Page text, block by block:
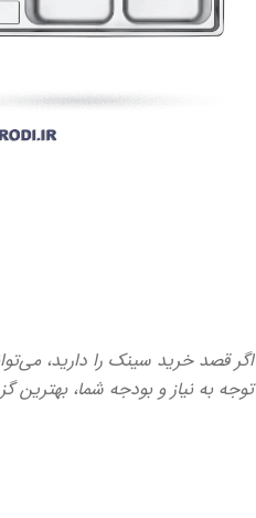
اگر قصد خرید سینک را دارید،
توجه به نیاز و بودجه شما، بهترین